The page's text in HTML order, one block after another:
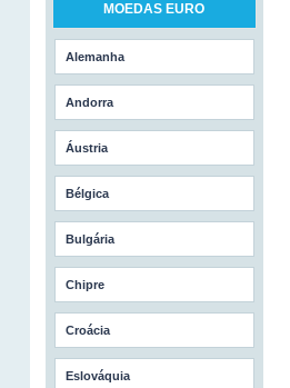
MOEDAS EURO
Alemanha
Andorra
Áustria
Bélgica
Bulgária
Chipre
Croácia
Eslováquia